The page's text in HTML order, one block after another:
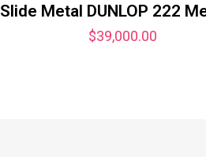
Slide Metal DUNLOP 222
$39,000.00